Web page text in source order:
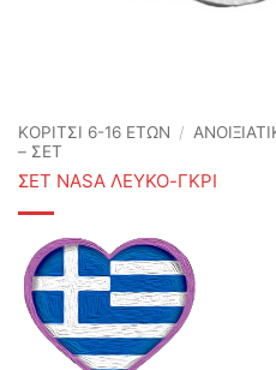
ΚΟΡΙΤΣΙ 6-16 ΕΤΩΝ /
– ΣΕΤ
ΣΕΤ NASA ΛΕΥΚΟ-ΓΚΡΙ